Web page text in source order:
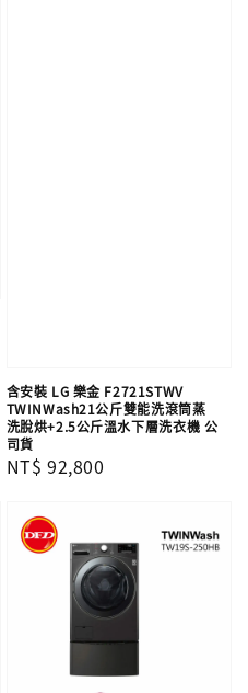
含安裝 LG 樂金 F2721STWV
TWINWash21公斤雙能洗滾筒蒸
洗脫烘+2.5公斤溫水下層洗衣機 公
司貨
Regular
NT$ 92,800